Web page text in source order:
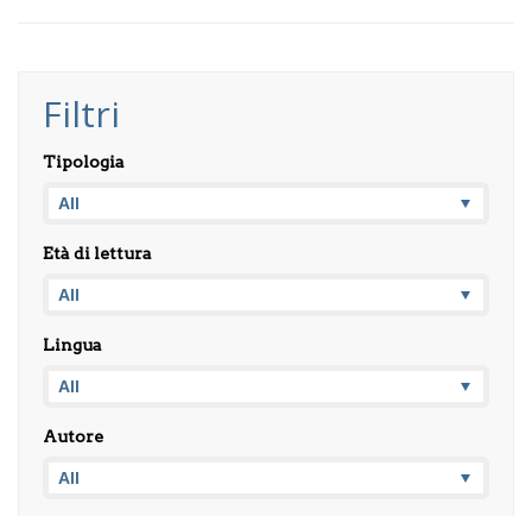
Filtri
Tipologia
Età di lettura
Lingua
Autore